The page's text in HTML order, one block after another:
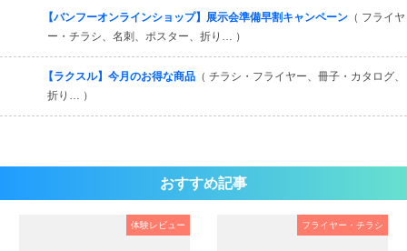
【バンフーオンラインショップ】展示会準備早割キャンペーン （ フライヤ
ー・チラシ、名刺、ポスター、折り… ）
【ラクスル】今月のお得な商品 （ チラシ・フライヤー、冊子・カタログ、
折り… ）
おすすめ記事
体験レビュー フライヤー・チラシ